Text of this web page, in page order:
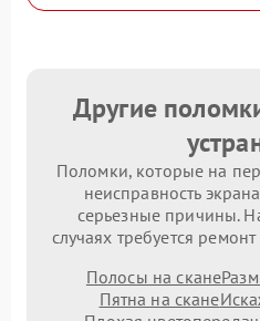
Другие
Поломки, которые на
неисправность
серьезные причины.
случаях требуется
Полосы на скане
Пятна на скане